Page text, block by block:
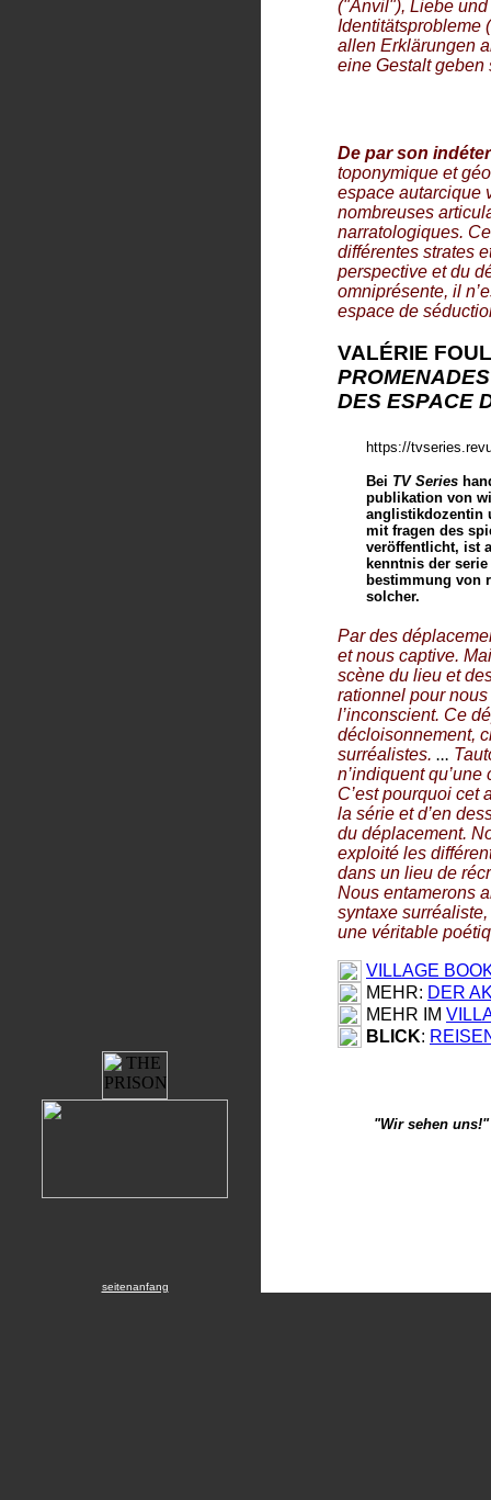
("Anvil"), Liebe
Identitätsprobleme
allen Erklärungen
eine Gestalt geben
De par son
toponymique et
espace autarcique
nombreuses
narratologiques.
différentes strates
perspective et du
omniprésente, il
espace de
VALÉRIE
DES ESPACE
https://
Bei TV Series
publikation von
anglistikdozentin
mit fragen des
veröffentlicht, ist
kenntnis der
bestimmung von
solcher.
Par des
et nous captive.
scène du lieu et
rationnel pour
l’inconscient. Ce
décloisonnement,
surréalistes. ...
n’indiquent
C’est pourquoi cet
la série et d’en
du déplacement.
exploité les
dans un lieu de
Nous entamerons
syntaxe
une véritable
VILLAGE
MEHR: DER
MEHR IM
BLICK:
"Wir sehen
seitenanfang